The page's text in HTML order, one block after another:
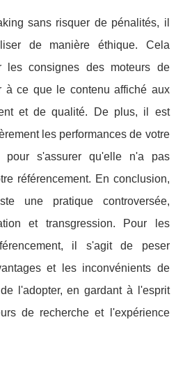
sans risquer de pénalités, il
de manière éthique. Cela
les consignes des moteurs de
à ce que le contenu affiché aux
et de qualité. De plus, il est
les performances de votre
pour s'assurer qu'elle n'a pas
référencement. En conclusion,
une pratique controversée,
et transgression. Pour les
il s'agit de peser
et les inconvénients de
l'adopter, en gardant à l'esprit
de recherche et l'expérience